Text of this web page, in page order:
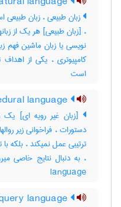
زبان طبیعی ، زبان طبیعی
، [زبان طبیعی] هر یک از
نویسی یا زبان ماشین فهم
کامپیوتری ، یکی از
است
[زبان غیر رویه ای] یک
دستورات ، فراخوانی زیر
ترتیبی عمل نمیکند ، بلکه
language